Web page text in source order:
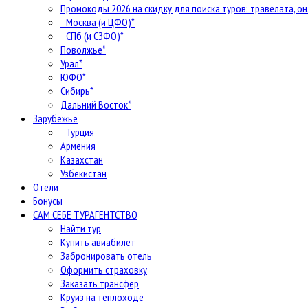
Промокоды 2026 на скидку для поиска туров: травелата,
Москва (и ЦФО)*
СПб (и СЗФО)*
Поволжье*
Урал*
ЮФО*
Сибирь*
Дальний Восток*
Зарубежье
Турция
Армения
Казахстан
Узбекистан
Отели
Бонусы
САМ СЕБЕ ТУРАГЕНТСТВО
Найти тур
Купить авиабилет
Забронировать отель
Оформить страховку
Заказать трансфер
Круиз на теплоходе